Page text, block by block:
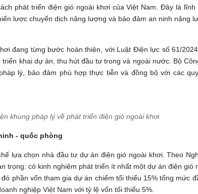
phát triển điện gió ngoài khơi của Việt Nam. Đây là
lược chuyển dịch năng lượng và bảo đảm an ninh năng
đang từng bước hoàn thiện, với Luật Điện lực số 61/
khai dự án, thu hút đầu tư trong và ngoài nước. Bộ
lý, bảo đảm phù hợp thực tiễn và đồng bộ với các
khung pháp lý về phát triển điện gió ngoài khơi.
- quốc phòng
lựa chọn nhà đầu tư dự án điện gió ngoài khơi. Theo
trọng: có kinh nghiệm phát triển ít nhất một dự án điện gió
phần vốn tham gia dự án chiếm tối thiểu 15% tổng mức
nghiệp Việt Nam với tỷ lệ vốn tối thiểu 5%.